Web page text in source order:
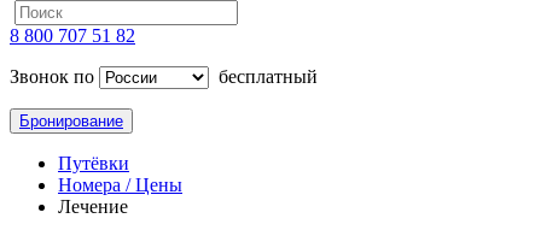
8 800 707 51 82
Звонок по
бесплатный
Бронирование
Путёвки
Номера / Цены
Лечение